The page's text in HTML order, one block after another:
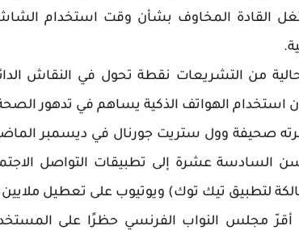
القادة المخاوف بشأن وقت استخدام
من التشريعات نقطة تحول في النقاش
استخدام الهواتف الذكية يساهم في تدهور
صحيفة وول ستريت جورنال في ديسمبر
السادسة عشرة إلى تطبيقات التواصل
لتطبيق تيك توك) ويوتيوب على تعطيل
أقرّ مجلس النواب الفرنسي حظرًا على